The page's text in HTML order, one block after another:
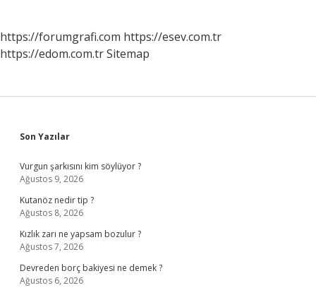
https://forumgrafi.com https://esev.com.tr
https://edom.com.trSitemap
Sidebar
Son Yazılar
Vurgun şarkısını kim söylüyor ?
Ağustos 9, 2026
Kutanöz nedir tip ?
Ağustos 8, 2026
Kızlık zarı ne yapsam bozulur ?
Ağustos 7, 2026
Devreden borç bakiyesi ne demek ?
Ağustos 6, 2026